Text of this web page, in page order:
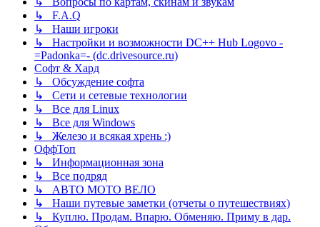
↳ F.A.Q
↳ Наши игроки
↳ Настройки и возможности DC++ Hub Logovo -
=Padonka=- (dc.drivesource.ru)
Софт & Хард
↳ Обсуждение софта
↳ Сети и сетевые технологии
↳ Все для Linux
↳ Все для Windows
↳ Железо и всякая хрень :)
ОффТоп
↳ Информационная зона
↳ Все подряд
↳ АВТО МОТО ВЕЛО
↳ Наши путевые заметки (отчеты о путешествиях)
↳ Куплю. Продам. Впарю. Обменяю. Приму в дар.